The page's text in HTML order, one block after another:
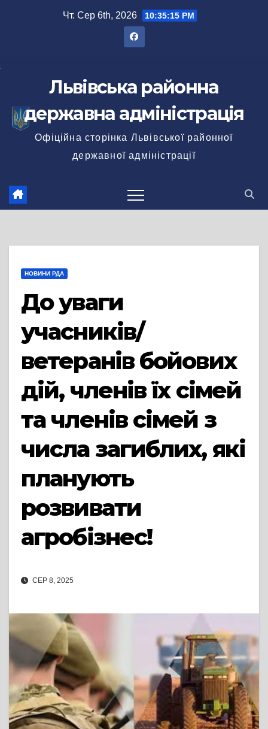
Чт. Сер 6th, 2026 10:35:15 PM
Львівська районна
державна адміністрація
Офіційна сторінка Львівської районної
державної адміністрації
НОВИНИ РДА
До уваги
учасників/
ветеранів бойових
дій, членів їх сімей
та членів сімей з
числа загиблих, які
планують
розвивати
агробізнес!
СЕР 8, 2025